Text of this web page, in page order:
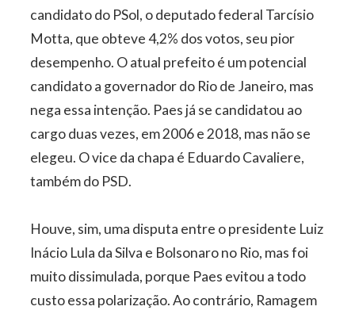
candidato do PSol, o deputado federal Tarcísio
Motta, que obteve 4,2% dos votos, seu pior
desempenho. O atual prefeito é um potencial
candidato a governador do Rio de Janeiro, mas
nega essa intenção. Paes já se candidatou ao
cargo duas vezes, em 2006 e 2018, mas não se
elegeu. O vice da chapa é Eduardo Cavaliere,
também do PSD.
Houve, sim, uma disputa entre o presidente Luiz
Inácio Lula da Silva e Bolsonaro no Rio, mas foi
muito dissimulada, porque Paes evitou a todo
custo essa polarização. Ao contrário, Ramagem